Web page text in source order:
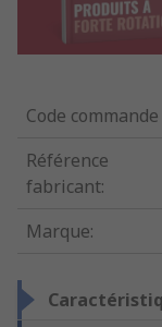
Code commande
Référence
fabricant:
Marque: